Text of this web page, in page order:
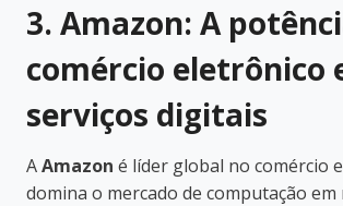
3. Amazon: A
comércio eletrônico
serviços digitais
AAmazon é líder global no comércio
domina o mercado de computação em